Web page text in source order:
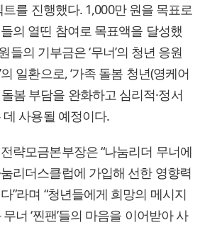
트를 진행했다. 1,000만 원을 목표로
의 열띤 참여로 목표액을 달성했
들의 기부금은 ‘무너’의 청년 응원
일환으로, ‘가족 돌봄 청년(영케어
돌봄 부담을 완화하고 심리적·정서
사용될 예정이다.
략모금본부장은 “나눔리더 무너에
리더스클럽에 가입해 선한 영향력
”라며 “청년들에게 희망의 메시지
너 ‘찐팬’들의 마음을 이어받아 사